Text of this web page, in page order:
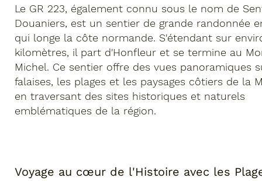
Le GR 223, également connu sous le nom de
Douaniers, est un sentier de grande randonnée
qui longe la côte normande. S'étendant sur
kilomètres, il part d'Honfleur et se termine au
Michel. Ce sentier offre des vues panoramiques
falaises, les plages et les paysages côtiers de la
en traversant des sites historiques et naturels
emblématiques de la région.
Voyage au cœur de l'Histoire avec les